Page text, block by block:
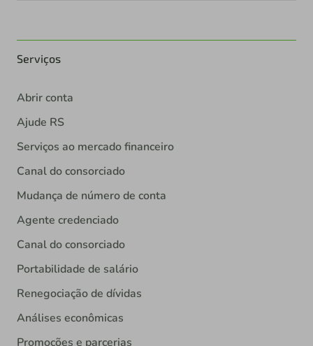
Serviços
Abrir conta
Ajude RS
Serviços ao mercado financeiro
Canal do consorciado
Mudança de número de conta
Agente credenciado
Canal do consorciado
Portabilidade de salário
Renegociação de dívidas
Análises econômicas
Promoções e parcerias